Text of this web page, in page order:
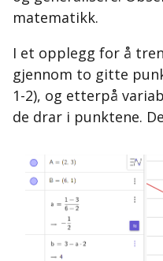
matematikk.
I et opplegg for å
gjennom to gitte
1-2), og etterpå
de drar i punktene.